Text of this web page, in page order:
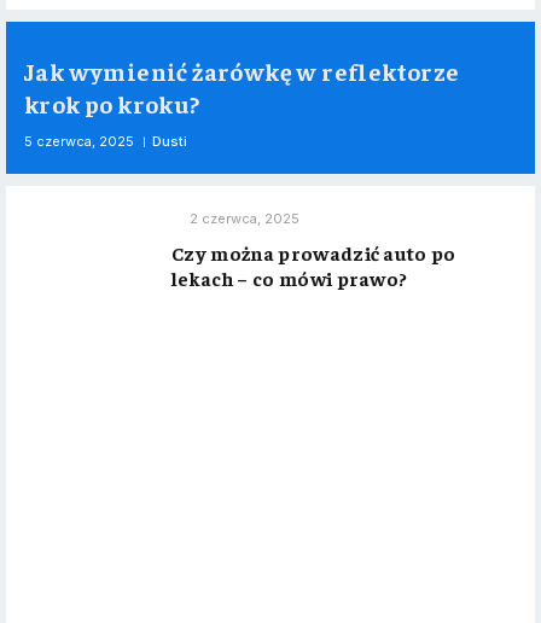
Jak wymienić żarówkę w reflektorze
krok po kroku?
5 czerwca, 2025 Dusti
2 czerwca, 2025
Czy można prowadzić auto po
lekach – co mówi prawo?